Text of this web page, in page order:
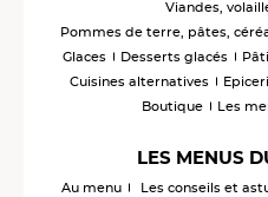
Viandes,
Pommes de terre, pâtes,
Glaces
Desserts glacés
Cuisines alternatives
Boutique
Les
LES MENUS
Au menu Les conseils et